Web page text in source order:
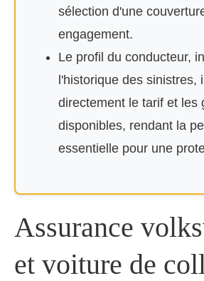
sélection d'une
engagement.
Le profil du conducteur,
l'historique des sinistres,
directement le tarif et les
disponibles, rendant la
essentielle pour une
Assurance
et voiture de